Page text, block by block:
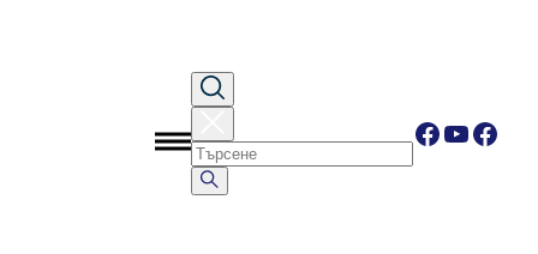
Facebook